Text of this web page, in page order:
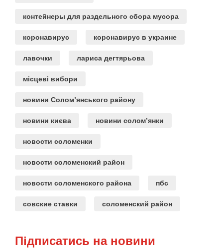
контейнеры для раздельного сбора мусора
коронавирус коронавирус в украине
лавочки лариса дегтярьова
місцеві вибори
новини Солом’янського району
новини києва новини солом’янки
новости соломенки
новости соломенский район
новости соломенского района пбс
совские ставки соломенский район
Підписатись на новини